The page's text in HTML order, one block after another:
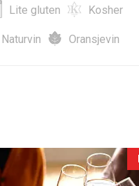
Lite gluten Kosher
Naturvin Oransjevin